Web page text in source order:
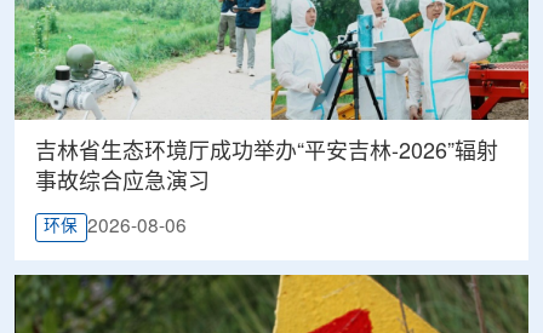
吉林省生态环境厅成功举办“平安吉林-2026”辐射
事故综合应急演习
环保 2026-08-06